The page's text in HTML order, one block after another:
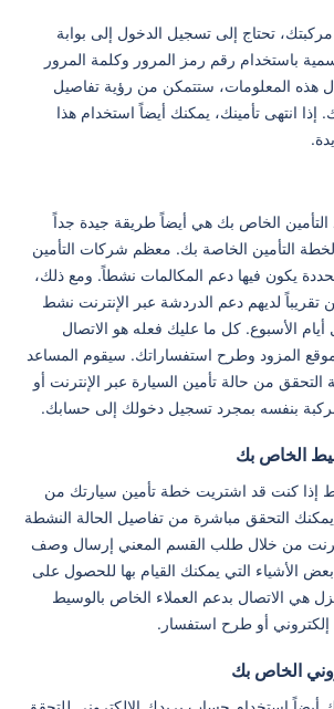
تحتاج إلى تسجيل الدخول إلى بوابة
باستخدام رقم رمز المرور وكلمة المرور
هذه المعلومات، ستتمكن من رؤية تفاصيل
إذا انتهى تأمينك، يمكنك أيضاً استخدام هذا
التأمين الخاص بك هي أيضاً طريقة جيدة جداً
التأمين الخاصة بك. معظم شركات التأمين
يكون فيها دعم المكالمات نشطاً. ومع ذلك،
تقريباً لديهم دعم الدردشة عبر الإنترنت نشط
الأسبوع. كل ما عليك فعله هو الاتصال
المزود وطرح استفساراتك. سيقوم المساعد
التحقق من حالة تأمين السيارة عبر الإنترنت أو
بنفسه بمجرد تسجيل دخولك إلى حسابك.
الخاص بك
إذا كنت قد اشتريت خطة تأمين سيارتك من
التحقق مباشرة من تفاصيل الحالة النشطة
من خلال طلب القسم المعني إرسال وصف
الأشياء التي يمكنك القيام بها للحصول على
هي الاتصال بدعم العملاء الخاص بالوسيط
أو طرح استفسار.
الخاص بك